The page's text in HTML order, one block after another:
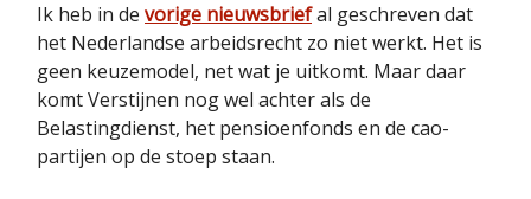
Ik heb in de vorige nieuwsbriefal geschreven dat
het Nederlandse arbeidsrecht zo niet werkt. Het is
geen keuzemodel, net wat je uitkomt. Maar daar
komt Verstijnen nog wel achter als de
Belastingdienst, het pensioenfonds en de cao-
partijen op de stoep staan.